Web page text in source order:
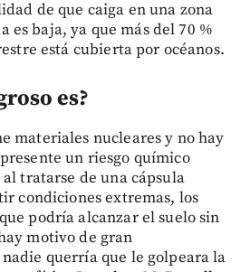
de que caiga en una zona
es baja, ya que más del 70 %
está cubierta por océanos.
es?
materiales nucleares y no hay
un riesgo químico
tratarse de una cápsula
condiciones extremas, los
podría alcanzar el suelo sin
motivo de gran
querría que le golpeara la